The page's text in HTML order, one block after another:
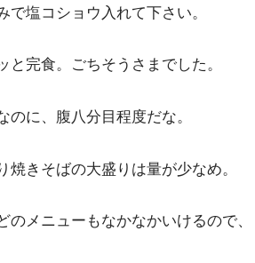
で塩コショウ入れて下さい。
と完食。ごちそうさまでした。
のに、腹八分目程度だな。
焼きそばの大盛りは量が少なめ。
のメニューもなかなかいけるので、